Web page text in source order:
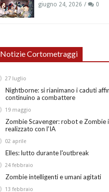
giugno 24, 2026 0
Notizie Cortometraggi
Nightborne: si rianimano i caduti
continuino a combattere
27 luglio
Zombie Scavenger: robot e Zombie
realizzato con l'IA
19 maggio
Elles: lutto durante l'outbreak
02 aprile
Zombie intelligenti e umani agitati
24 febbraio
13 febbraio